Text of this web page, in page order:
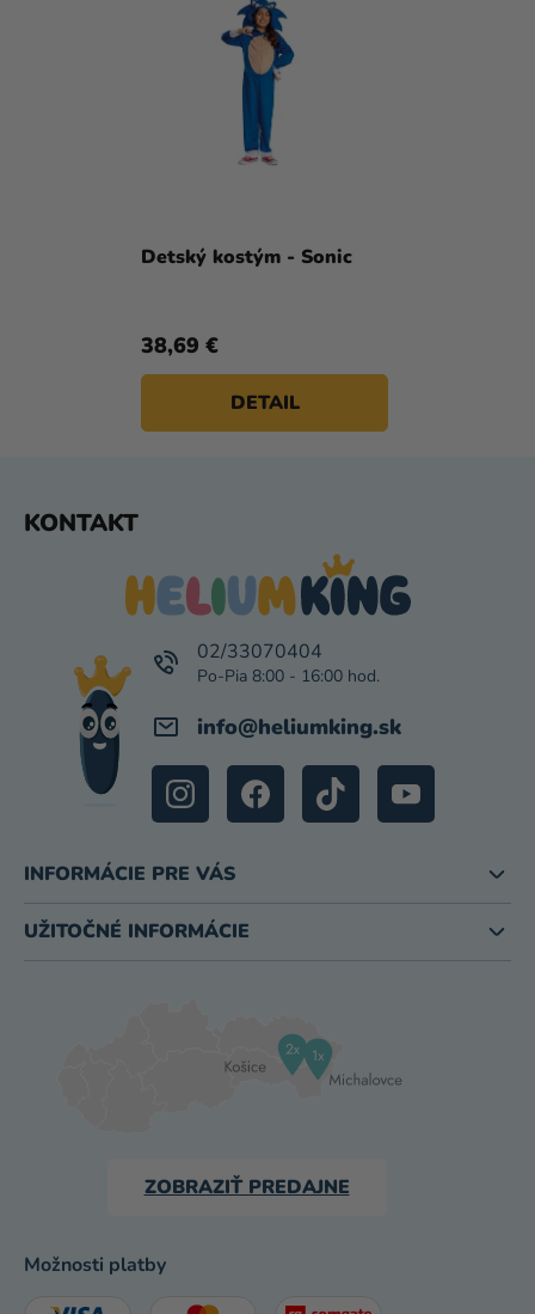
Detský kostým - Sonic
38,69 €
DETAIL
KONTAKT
info@heliumking.sk
02/33070404
INFORMÁCIE PRE VÁS
UŽITOČNÉ INFORMÁCIE
ZOBRAZIŤ PREDAJNE
Možnosti platby